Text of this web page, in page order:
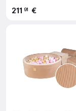
211 91 €